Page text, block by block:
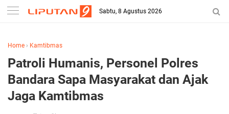
Sabtu, 8 Agustus 2026
Home › Kamtibmas
Patroli Humanis, Personel Polres
Bandara Sapa Masyarakat dan Ajak
Jaga Kamtibmas